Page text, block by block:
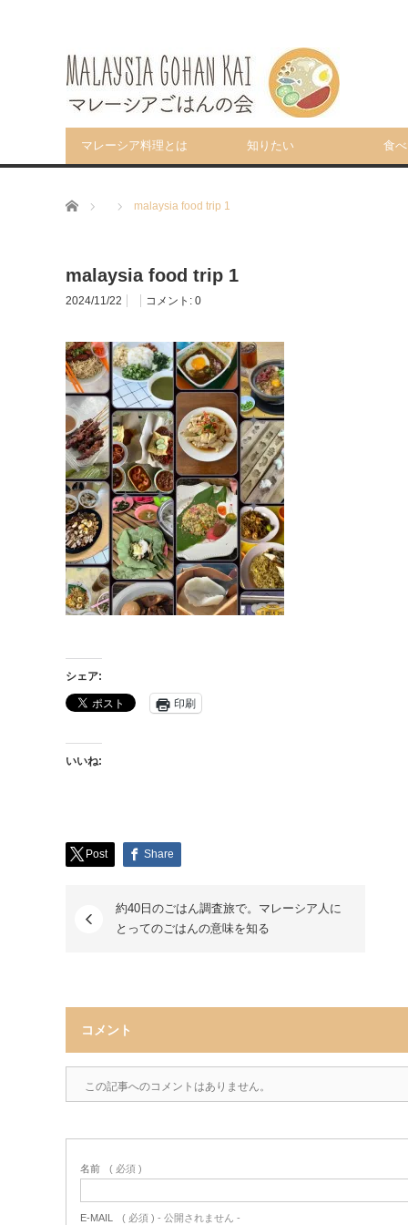
マレーシア料理とは 知りたい 食
ホーム malaysia food trip 1
malaysia food trip 1
2024/11/22 コメント: 0
シェア:
印刷
いいね:
Post Share
約40日のごはん調査旅で。マレーシア人に
とってのごはんの意味を知る
コメント
この記事へのコメントはありません。
名前 ( 必須 )
E-MAIL ( 必須 ) - 公開されません -